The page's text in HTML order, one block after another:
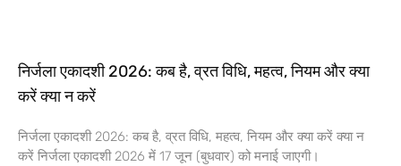
निर्जला एकादशी 2026: कब है, व्रत विधि, महत्व, नियम और क्या
करें क्या न करें
निर्जला एकादशी 2026: कब है, व्रत विधि, महत्व, नियम और क्या करें क्या न
करें निर्जला एकादशी 2026 में 17 जून (बुधवार) को मनाई जाएगी।